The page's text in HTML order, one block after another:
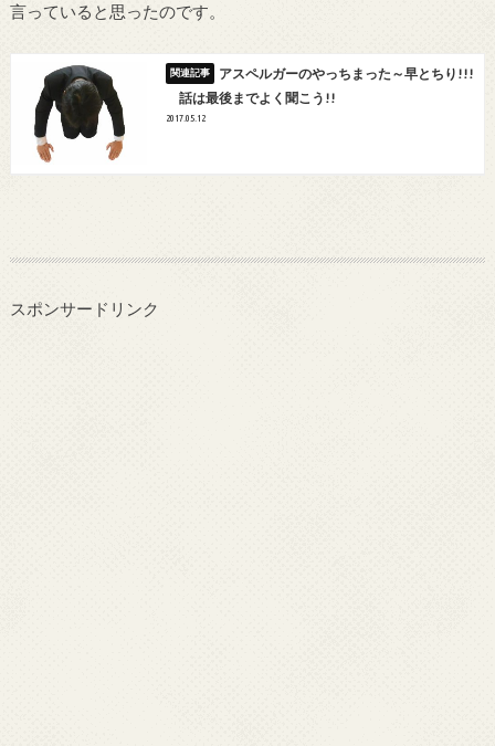
言っていると思ったのです。
アスペルガーのやっちまった～早とちり!!!
話は最後までよく聞こう!!
2017.05.12
スポンサードリンク